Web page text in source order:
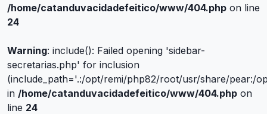
/home/catanduvacidadefeitico/www/404.php on line
24
Warning: include(): Failed opening 'sidebar-
secretarias.php' for inclusion
(include_path='.:/opt/remi/php82/root/usr/share/pear:/
in /home/catanduvacidadefeitico/www/404.php on
line 24